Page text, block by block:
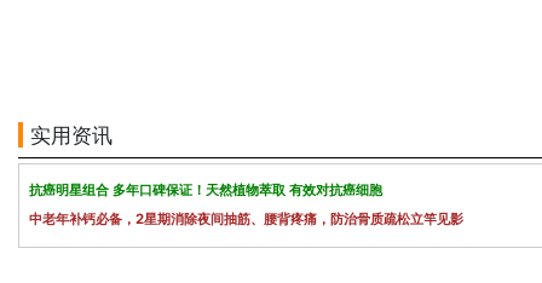
实用资讯
抗癌明星组合 多年口碑保证！天然植物萃取 有效对抗癌细胞
中老年补钙必备，2星期消除夜间抽筋、腰背疼痛，防治骨质疏松立竿见影